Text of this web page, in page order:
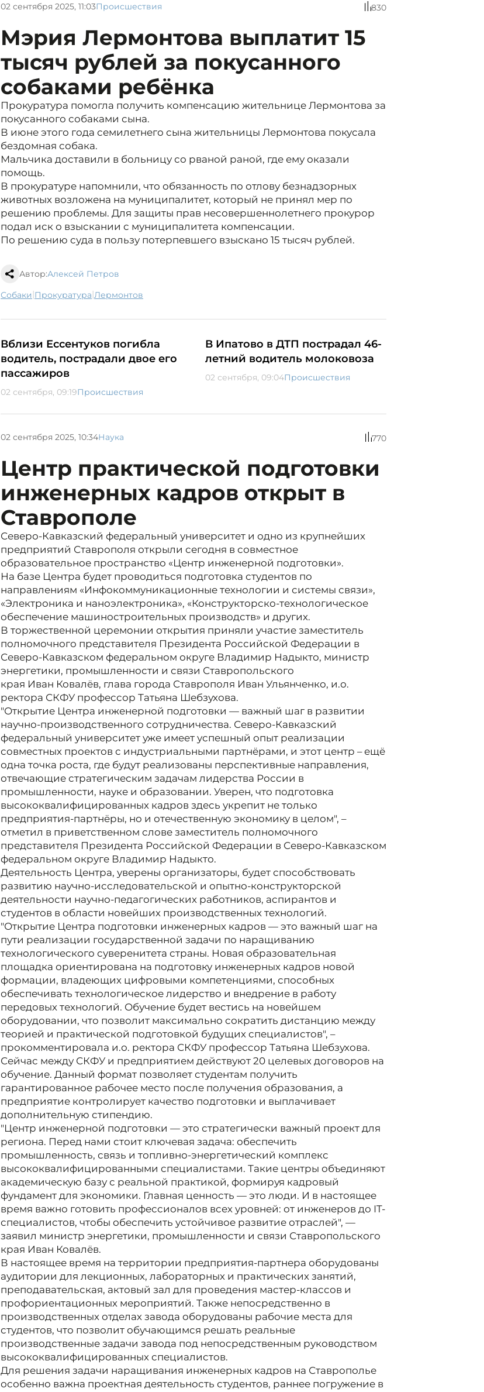
02 сентября 2025, 11:03Происшествия 830
Мэрия Лермонтова выплатит 15
тысяч рублей за покусанного
собаками ребёнка
Прокуратура помогла получить компенсацию жительнице Лермонтова за
покусанного собаками сына.
В июне этого года семилетнего сына жительницы Лермонтова покусала
бездомная собака.
Мальчика доставили в больницу со рваной раной, где ему оказали
помощь.
В прокуратуре напомнили, что обязанность по отлову безнадзорных
животных возложена на муниципалитет, который не принял мер по
решению проблемы. Для защиты прав несовершеннолетнего прокурор
подал иск о взыскании с муниципалитета компенсации.
По решению суда в пользу потерпевшего взыскано 15 тысяч рублей.
Автор:Алексей Петров
собаки| прокуратура| Лермонтов
Вблизи Ессентуков погибла
водитель, пострадали двое его
пассажиров
02 сентября, 09:19Происшествия
В Ипатово в ДТП пострадал 46-
летний водитель молоковоза
02 сентября, 09:04Происшествия
02 сентября 2025, 10:34Наука 770
Центр практической подготовки
инженерных кадров открыт в
Ставрополе
Северо-Кавказский федеральный университет и одно из крупнейших
предприятий Ставрополя открыли сегодня в совместное
образовательное пространство «Центр инженерной подготовки».
На базе Центра будет проводиться подготовка студентов по
направлениям «Инфокоммуникационные технологии и системы связи»,
«Электроника и наноэлектроника», «Конструкторско-технологическое
обеспечение машиностроительных производств» и других.
В торжественной церемонии открытия приняли участие заместитель
полномочного представителя Президента Российской Федерации в
Северо-Кавказском федеральном округе Владимир Надыкто, министр
энергетики, промышленности и связи Ставропольского
края Иван Ковалёв, глава города Ставрополя Иван Ульянченко, и.о.
ректора СКФУ профессор Татьяна Шебзухова.
"Открытие Центра инженерной подготовки — важный шаг в развитии
научно-производственного сотрудничества. Северо-Кавказский
федеральный университет уже имеет успешный опыт реализации
совместных проектов с индустриальными партнёрами, и этот центр – ещё
одна точка роста, где будут реализованы перспективные направления,
отвечающие стратегическим задачам лидерства России в
промышленности, науке и образовании. Уверен, что подготовка
высококвалифицированных кадров здесь укрепит не только
предприятия-партнёры, но и отечественную экономику в целом", –
отметил в приветственном слове заместитель полномочного
представителя Президента Российской Федерации в Северо-Кавказском
федеральном округе Владимир Надыкто.
Деятельность Центра, уверены организаторы, будет способствовать
развитию научно-исследовательской и опытно-конструкторской
деятельности научно-педагогических работников, аспирантов и
студентов в области новейших производственных технологий.
"Открытие Центра подготовки инженерных кадров — это важный шаг на
пути реализации государственной задачи по наращиванию
технологического суверенитета страны. Новая образовательная
площадка ориентирована на подготовку инженерных кадров новой
формации, владеющих цифровыми компетенциями, способных
обеспечивать технологическое лидерство и внедрение в работу
передовых технологий. Обучение будет вестись на новейшем
оборудовании, что позволит максимально сократить дистанцию между
теорией и практической подготовкой будущих специалистов", –
прокомментировала и.о. ректора СКФУ профессор Татьяна Шебзухова.
Сейчас между СКФУ и предприятием действуют 20 целевых договоров на
обучение. Данный формат позволяет студентам получить
гарантированное рабочее место после получения образования, а
предприятие контролирует качество подготовки и выплачивает
дополнительную стипендию.
"Центр инженерной подготовки — это стратегически важный проект для
региона. Перед нами стоит ключевая задача: обеспечить
промышленность, связь и топливно-энергетический комплекс
высококвалифицированными специалистами. Такие центры объединяют
академическую базу с реальной практикой, формируя кадровый
фундамент для экономики. Главная ценность — это люди. И в настоящее
время важно готовить профессионалов всех уровней: от инженеров до IT-
специалистов, чтобы обеспечить устойчивое развитие отраслей", —
заявил министр энергетики, промышленности и связи Ставропольского
края Иван Ковалёв.
В настоящее время на территории предприятия-партнера оборудованы
аудитории для лекционных, лабораторных и практических занятий,
преподавательская, актовый зал для проведения мастер-классов и
профориентационных мероприятий. Также непосредственно в
производственных отделах завода оборудованы рабочие места для
студентов, что позволит обучающимся решать реальные
производственные задачи завода под непосредственным руководством
высококвалифицированных специалистов.
Для решения задачи наращивания инженерных кадров на Ставрополье
особенно важна проектная деятельность студентов, раннее погружение в